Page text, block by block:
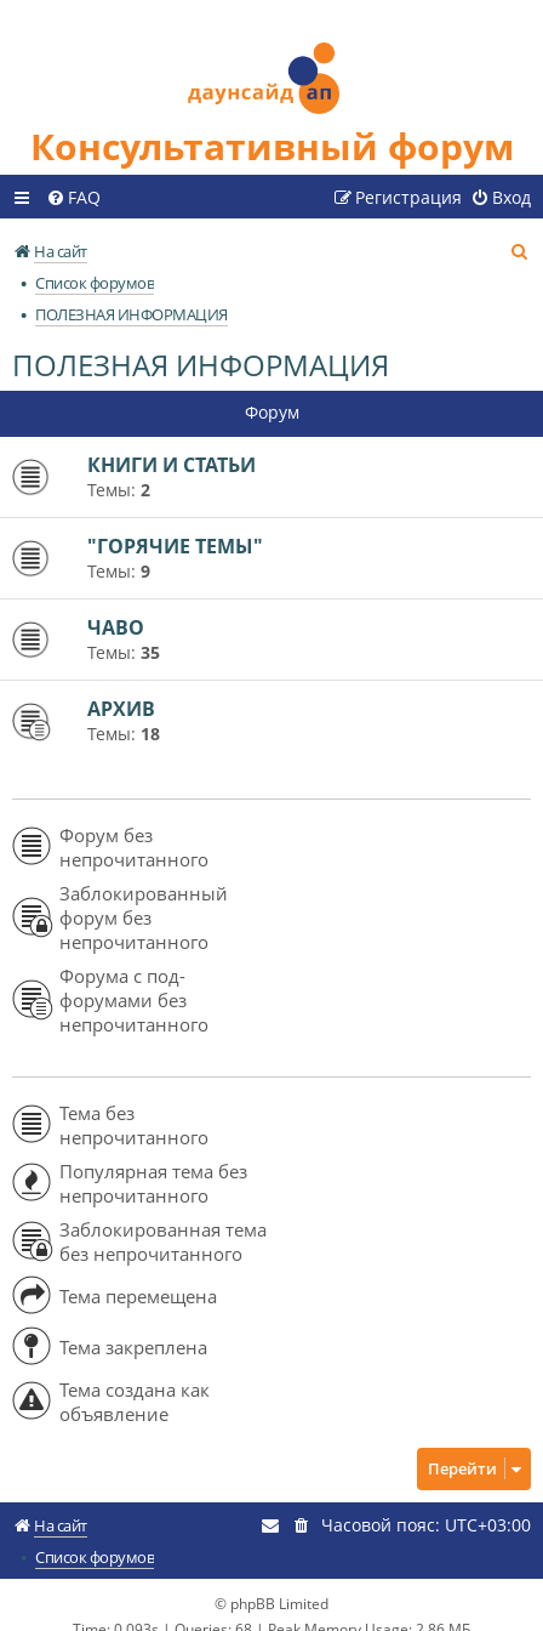
Консультативный форум
FAQ Вход
Регистрация
На сайт
Список форумов
ПОЛЕЗНАЯ ИНФОРМАЦИЯ
ПОЛЕЗНАЯ ИНФОРМАЦИЯ
Форум
КНИГИ И СТАТЬИ
Темы: 2
"ГОРЯЧИЕ ТЕМЫ"
Темы: 9
ЧАВО
Темы: 35
АРХИВ
Темы: 18
Форум без
непрочитанного
Заблокированный
форум без
непрочитанного
Форума с под-
форумами без
непрочитанного
Тема без
непрочитанного
Популярная тема без
непрочитанного
Заблокированная тема
без непрочитанного
Тема перемещена
Тема закреплена
Тема создана как
объявление
Перейти
На сайт
Список форумов
Часовой пояс: UTC+03:00
© phpBB Limited